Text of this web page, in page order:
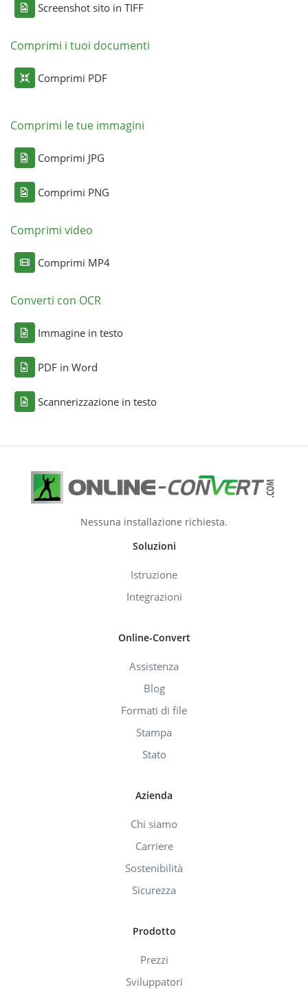
Screenshot sito in TIFF
Comprimi i tuoi documenti
Comprimi PDF
Comprimi le tue immagini
Comprimi JPG
Comprimi PNG
Comprimi video
Comprimi MP4
Converti con OCR
Immagine in testo
PDF in Word
Scannerizzazione in testo
Nessuna installazione richiesta.
Soluzioni
Istruzione
Integrazioni
Online-Convert
Assistenza
Blog
Formati di file
Stampa
Stato
Azienda
Chi siamo
Carriere
Sostenibilità
Sicurezza
Prodotto
Prezzi
Sviluppatori